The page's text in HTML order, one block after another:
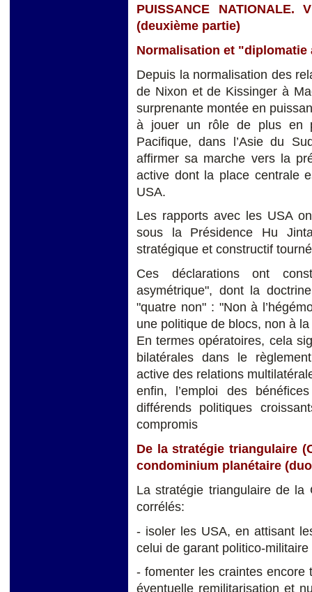
PUISSANCE NATIONALE.
(deuxième partie)
Normalisation et "diplomatie
Depuis la normalisation des
de Nixon et de Kissinger à
surprenante montée en
à jouer un rôle de plus en
Pacifique, dans l’Asie du
affirmer sa marche vers la
active dont la place centrale
USA.
Les rapports avec les USA
sous la Présidence Hu
stratégique et constructif
Ces déclarations ont
asymétrique", dont la
"quatre non" : "Non à
une politique de blocs, non à
En termes opératoires, cela
bilatérales dans le
active des relations
enfin, l’emploi des
différends politiques
compromis
De la stratégie triangulaire
condominium planétaire
La stratégie triangulaire de la
corrélés:
- isoler les USA, en attisant
celui de garant politico-
- fomenter les craintes encore
éventuelle remilitarisation et